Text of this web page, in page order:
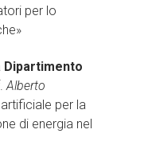
per lo
Dipartimento
Alberto
per la
di energia nel